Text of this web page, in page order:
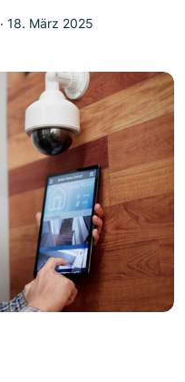
‧ 18. März 2025